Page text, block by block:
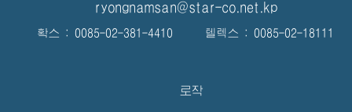
ryongnamsan@star-co.net.kp
확스 : 0085-02-381-4410 텔렉스 : 0085-02-18111
로작